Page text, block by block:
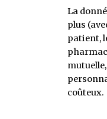
La
plus
patient,
coûteux.